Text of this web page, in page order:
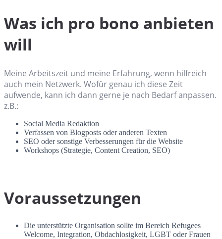
Was ich pro bono anbieten
will
Meine Arbeitszeit und meine Erfahrung, wenn hilfreich
auch mein Netzwerk. Wofür genau ich diese Zeit
aufwende, kann ich dann gerne je nach Bedarf anpassen.
z.B.:
Social Media Redaktion
Verfassen von Blogposts oder anderen Texten
SEO oder sonstige Verbesserungen für die Website
Workshops (Strategie, Content Creation, SEO)
Voraussetzungen
Die unterstützte Organisation sollte im Bereich Refugees
Welcome, Integration, Obdachlosigkeit, LGBT oder Frauen